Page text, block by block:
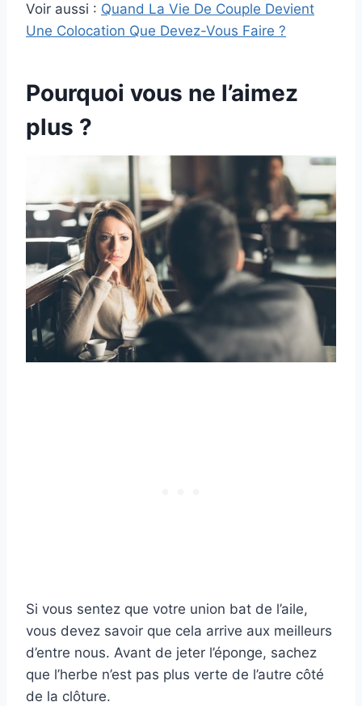
Voir aussi : Quand La Vie De Couple Devient
Une Colocation Que Devez-Vous Faire ?
Pourquoi vous ne l’aimez
plus ?
Si vous sentez que votre union bat de l’aile,
vous devez savoir que cela arrive aux meilleurs
d’entre nous. Avant de jeter l’éponge, sachez
que l’herbe n’est pas plus verte de l’autre côté
de la clôture.